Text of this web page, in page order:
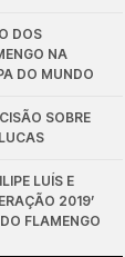
DOS
NA
DO MUNDO
SOBRE
LUÍS E
2019’
FLAMENGO